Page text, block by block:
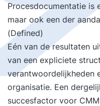
Procesdocumentatie is
maar ook een der
(Defined)
Eén van de resultaten
van een expliciete
verantwoordelijkheden
organisatie. Een
succesfactor voor